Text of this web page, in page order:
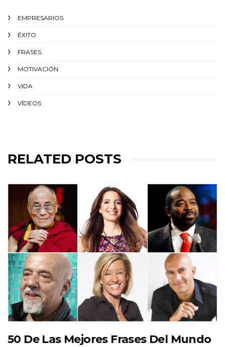
EMPRESARIOS
ÉXITO‬
FRASES
MOTIVACIÓN
VIDA
VÍDEOS
RELATED POSTS
50 De Las Mejores Frases Del Mundo